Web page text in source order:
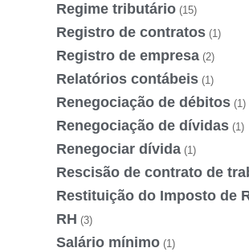
Regime tributário (15)
Registro de contratos (1)
Registro de empresa (2)
Relatórios contábeis (1)
Renegociação de débitos (1)
Renegociação de dívidas (1)
Renegociar dívida (1)
Rescisão de contrato de
Restituição do Imposto de
RH (3)
Salário mínimo (1)